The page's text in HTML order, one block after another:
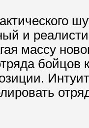
и
массу
бойцов